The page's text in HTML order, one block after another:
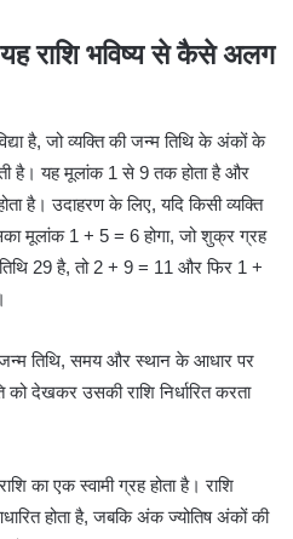
राशि भविष्य से कैसे अलग
है, जो व्यक्ति की जन्म तिथि के अंकों के
है। यह मूलांक 1 से 9 तक होता है और
है। उदाहरण के लिए, यदि किसी व्यक्ति
मूलांक 1 + 5 = 6 होगा, जो शुक्र ग्रह
29 है, तो 2 + 9 = 11 और फिर 1 +
जन्म तिथि, समय और स्थान के आधार पर
देखकर उसकी राशि निर्धारित करता
का एक स्वामी ग्रह होता है। राशि
होता है, जबकि अंक ज्योतिष अंकों की